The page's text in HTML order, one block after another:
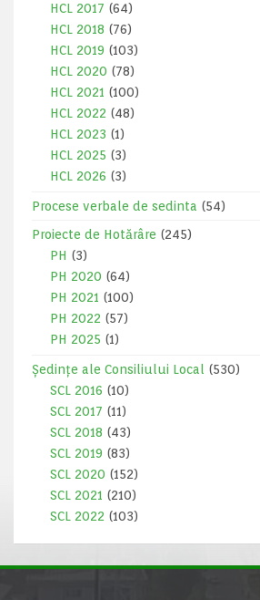
HCL 2017 (64)
HCL 2018 (76)
HCL 2019 (103)
HCL 2020 (78)
HCL 2021 (100)
HCL 2022 (48)
HCL 2023 (1)
HCL 2025 (3)
HCL 2026 (3)
Procese verbale de sedinta (54)
Proiecte de Hotărâre (245)
PH (3)
PH 2020 (64)
PH 2021 (100)
PH 2022 (57)
PH 2025 (1)
Ședințe ale Consiliului Local
(530)
SCL 2016 (10)
SCL 2017 (11)
SCL 2018 (43)
SCL 2019 (83)
SCL 2020 (152)
SCL 2021 (210)
SCL 2022 (103)